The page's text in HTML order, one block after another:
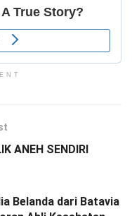
ANEH SENDIRI
Belanda dari Batavia